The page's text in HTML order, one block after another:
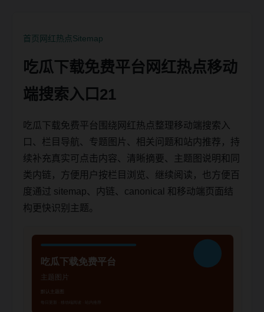
首页网红热点Sitemap
吃瓜下载免费平台网红热点移动
端搜索入口21
吃瓜下载免费平台围绕网红热点整理移动端搜索入
口、栏目导航、专题图片、相关问题和站内推荐，持
续补充真实可点击内容、清晰摘要、主题图说明和同
类内链，方便用户按栏目浏览、继续阅读，也方便百
度通过 sitemap、内链、canonical 和移动端页面结
构更快识别主题。